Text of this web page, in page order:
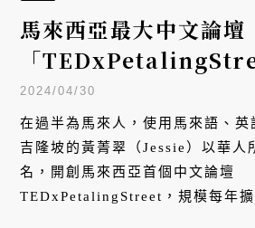
馬來西亞最大中文論壇
「
成！專訪創辦人黃菁翠
馬本土故事
2024/04/30
在過半為馬來人，使用馬來語、英
吉隆坡的黃菁翠（Jessie）以華人
名，開創馬來西亞首個中文論壇
TEDxPetalingStreet，規模每年